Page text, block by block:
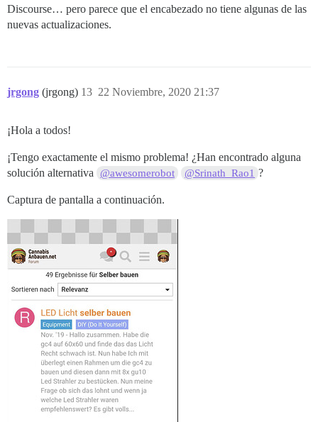
Discourse… pero parece que el encabezado no tiene algunas de las
nuevas actualizaciones.
jrgong (jrgong) 22 Noviembre, 2020 21:37
13
¡Hola a todos!
¡Tengo exactamente el mismo problema! ¿Han encontrado alguna
solución alternativa
@awesomerobot @Srinath_Rao1 ?
Captura de pantalla a continuación.